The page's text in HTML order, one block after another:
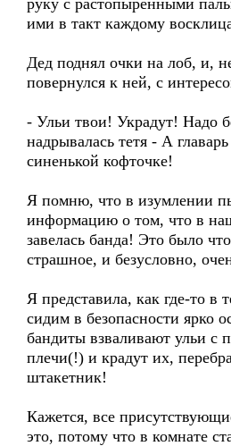
руку с растопыренными
ими в такт каждому
Дед поднял очки на лоб, и,
повернулся к ней, с
- Ульи твои! Украдут! Надо
надрывалась тетя - А
синенькой кофточке!
Я помню, что в изумлении
информацию о том, что в
завелась банда! Это было
страшное, и безусловно,
Я представила, как где-то в
сидим в безопасности ярко
бандиты взваливают ульи с
плечи(!) и крадут их,
штакетник!
Кажется, все
это, потому что в комнате